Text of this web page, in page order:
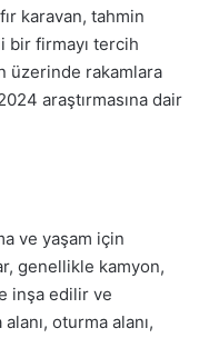
karavan, tahmin
bir firmayı tercih
üzerinde rakamlara
araştırmasına dair
ve yaşam için
genellikle kamyon,
inşa edilir ve
oturma alanı,